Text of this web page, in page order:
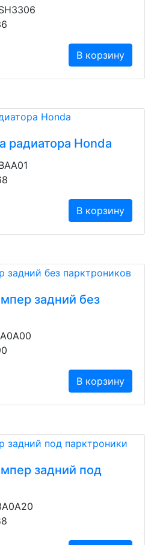
В корзину
радиатора Honda
В корзину
задний без
В корзину
задний под